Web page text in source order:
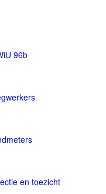
96b
en toezicht